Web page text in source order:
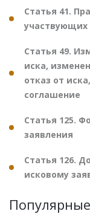
Статья 41.
участвующих
Статья 49.
иска,
отказ от
соглашение
Статья 125.
заявления
Статья 126.
исковому